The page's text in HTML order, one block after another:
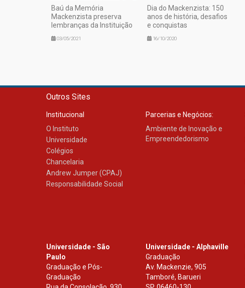
Baú da Memória
Mackenzista preserva
lembranças da Instituição
03/05/2021
Dia do Mackenzista: 150
anos de história, desafios
e conquistas
16/10/2020
Outros Sites
Institucional
O Instituto
Universidade
Colégios
Chancelaria
Andrew Jumper (CPAJ)
Responsabilidade Social
Parcerias e Negócios:
Ambiente de Inovação e
Empreendedorismo
Universidade - São
Paulo
Graduação e Pós-
Graduação
Universidade - Alphaville
Graduação
Av. Mackenzie, 905
Tamboré, Barueri